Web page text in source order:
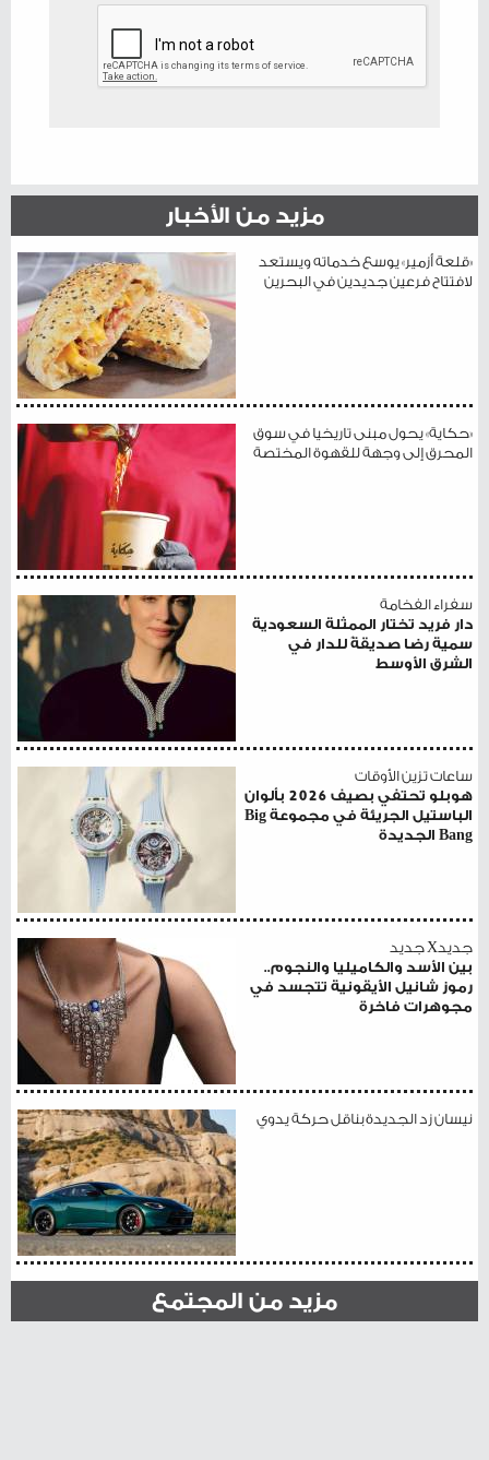
مزيد من الأخبار
«قلعة أزمير» يوسع خدماته ويستعد
لافتتاح فرعين جديدين في البحرين
«حكاية» يحول مبنى تاريخيا في سوق
المحرق إلى وجهة للقهوة المختصة
سفراء الفخامة
دار فريد تختار الممثلة السعودية
سمية رضا صديقةً للدار في
الشرق الأوسط
ساعات تزين الأوقات
هوبلو تحتفي بصيف 2026 بألوان
الباستيل الجريئة في مجموعة Big
Bang الجديدة
جديدX جديد
بين الأسد والكاميليا والنجوم..
رموز شانيل الأيقونية تتجسد في
مجوهرات فاخرة
نيسان زد الجديدة بناقل حركة يدوي
مزيد من المجتمع